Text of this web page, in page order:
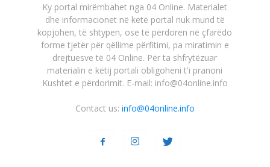
Ky portal mirëmbahet nga 04 Online. Materialet
dhe informacionet në këtë portal nuk mund të
kopjohen, të shtypen, ose të përdoren në çfarëdo
forme tjetër për qëllime përfitimi, pa miratimin e
drejtuesve të 04 Online. Për ta shfrytëzuar
materialin e këtij portali obligoheni t'i pranoni
Kushtet e përdorimit. E-mail: info@04online.info
Contact us: info@04online.info